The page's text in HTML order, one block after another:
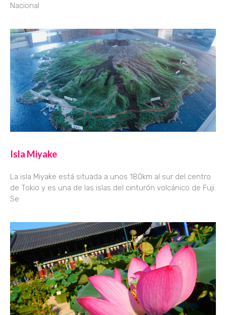
Nacional
Isla Miyake
La isla Miyake está situada a unos 180km al sur del centro
de Tokio y es una de las islas del cinturón volcánico de Fuji.
Se